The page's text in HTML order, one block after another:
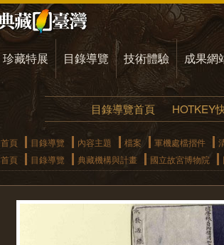
珍藏特展 目錄導覽 技術體驗 成果網
目錄導覽首頁 HOTKEY
首頁 目錄導覽 內容主題 檔案 軍機處檔摺件
首頁
目錄導覽 典藏機構與計畫 國立故宮博物院